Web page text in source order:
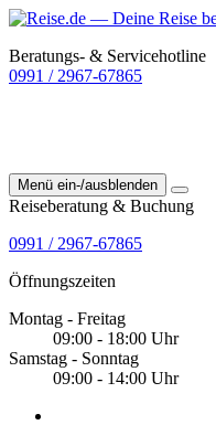
Beratungs- & Servicehotline
0991 / 2967-67865
Menü ein-/ausblenden
Reiseberatung & Buchung
0991 / 2967-67865
Öffnungszeiten
Montag - Freitag
09:00 - 18:00 Uhr
Samstag - Sonntag
09:00 - 14:00 Uhr